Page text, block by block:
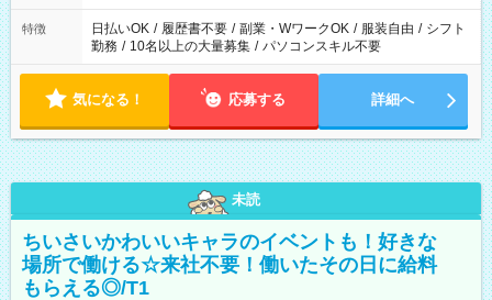
特徴 日払いOK / 履歴書不要 / 副業・WワークOK / 服装自由 / シフト
勤務 / 10名以上の大量募集 / パソコンスキル不要
気になる！ 応募する 詳細へ
未読
ちいさいかわいいキャラのイベントも！好きな
場所で働ける☆来社不要！働いたその日に給料
もらえる◎/T1